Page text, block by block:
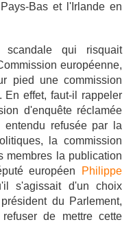
Bas et l'Irlande en
qui risquait
européenne,
pied une commission
En effet, faut-il rappeler
d'enquête réclamée
refusée par la
la commission
membres la publication
européen
Philippe
s'agissait d'un choix
du Parlement,
de mettre cette